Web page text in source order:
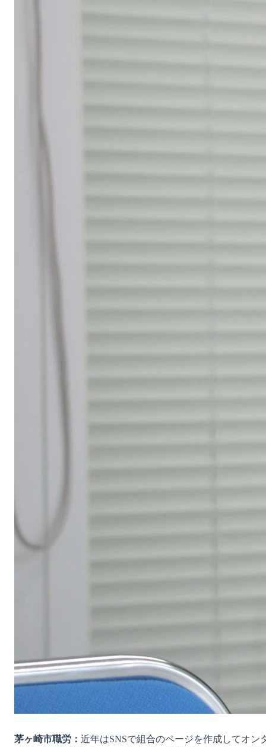
茅ヶ崎市職労： 近年はSNSで組合のページを作成してオン